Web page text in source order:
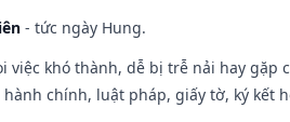
- tức ngày Hung.
việc khó thành, dễ bị trễ nải hay
hành chính, luật pháp, giấy tờ, ký kết